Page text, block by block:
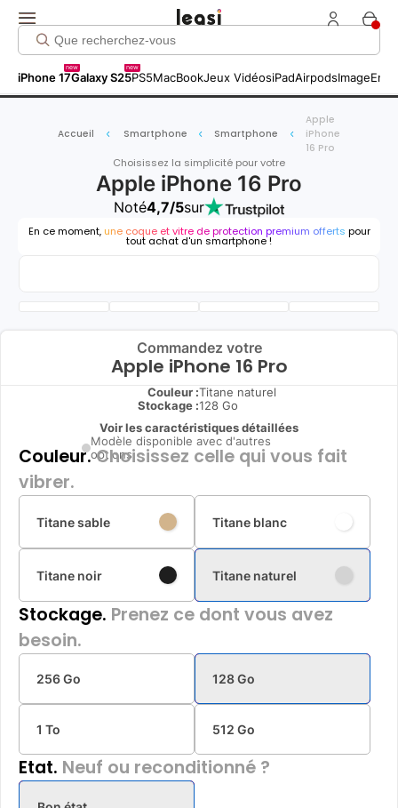
iPhone 17
new
Galaxy S25
new
PS5MacBookJeux VidéosiPadAirpodsImage
Accueil Smartphone Smartphone
Apple
iPhone
16 Pro
Choisissez la simplicité pour votre
Apple iPhone 16 Pro
Noté4,7/5sur
En ce moment, une coque et vitre de protection premium offerts pour
tout achat d'un smartphone !
Commandez votre
Apple iPhone 16 Pro
Couleur :Titane naturel
Stockage :128 Go
Voir les caractéristiques détaillées
Modèle disponible avec d'autres
options
Couleur.Choisissez celle qui vous fait
vibrer.
Titane sable Titane blanc
Titane noir Titane naturel
Stockage. Prenez ce dont vous avez
besoin.
256 Go 128 Go
1 To 512 Go
Etat. Neuf ou reconditionné ?